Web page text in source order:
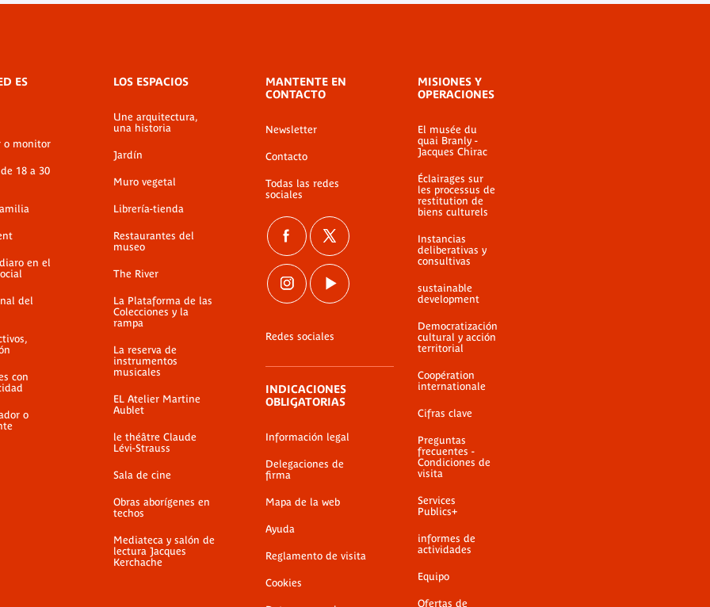
ES
o monitor
18 a 30
en el
del
con
o
LOS ESPACIOS
Une arquitectura,
una historia
Jardín
Muro vegetal
Librería-tienda
Restaurantes del
museo
The River
La Plataforma de las
Colecciones y la
rampa
La reserva de
instrumentos
musicales
EL Atelier Martine
Aublet
le théâtre Claude
Lévi-Strauss
Sala de cine
Obras aborígenes en
techos
Mediateca y salón de
lectura Jacques
Kerchache
MANTENTE EN
CONTACTO
Newsletter
Contacto
Todas las redes
sociales
Redes sociales
INDICACIONES
OBLIGATORIAS
Información legal
Delegaciones de
firma
Mapa de la web
Ayuda
Reglamento de visita
Cookies
MISIONES Y
OPERACIONES
El musée du
quai Branly -
Jacques Chirac
Éclairages sur
les processus de
restitution de
biens culturels
Instancias
deliberativas y
consultivas
sustainable
development
Democratización
cultural y acción
territorial
Coopération
internationale
Cifras clave
Preguntas
frecuentes -
Condiciones de
visita
Services
Publics+
informes de
actividades
Equipo
Ofertas de